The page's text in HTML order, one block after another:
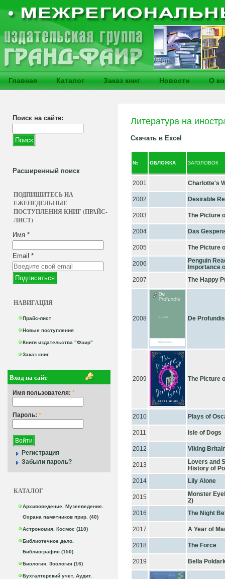
Главная Каталог Заказ книг Новости О
Поиск на сайте:
Расширенный поиск
ПОДПИШИТЕСЬ НА
ЕЖЕНЕДЕЛЬНЫЕ
ПОСТУПЛЕНИЯ КНИГ (ПРАЙС-
ЛИСТ)
Имя *
Email *
НАВИГАЦИЯ
Прайс-лист
Новые поступления
Книги издательства "Фаир"
Заказ книг
Вход на сайт
Имя пользователя: *
Пароль: *
Регистрация
Забыли пароль?
КАТАЛОГ
Архивоведение. Музееведение.
Охрана памятников прир. (40)
Астрономия. Космос (110)
Библиотечное дело.
Библиография (150)
Биология. Зоология (16)
Бухгалтерский учет. Аудит.
Литература на
Скачать в Excel
№ ОБЛОЖКА ЗАГОЛОВОК
2001 Charlotte's
2002 Desirable
2003 The Picture
2004 Das
2005 The Picture
2006
Penguin
Importance
2007
The Happy
2008 De Profundis
2009 The Picture
2010 Plays of
2011 Isle of Dogs
2012 Viking
2013
Lovers and
History of
2014
Lily Alone
2015
Monster
2)
2016
The Night
2017 A Year of
2018 The Force
2019 Bella